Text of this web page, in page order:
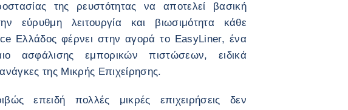
της ρευστότητας να αποτελεί βασική
εύρυθμη λειτουργία και βιωσιμότητα κάθε
Ελλάδος φέρνει στην αγορά το EasyLiner, ένα
ασφάλισης εμπορικών πιστώσεων, ειδικά
της Μικρής Επιχείρησης.
επειδή πολλές μικρές επιχειρήσεις δεν